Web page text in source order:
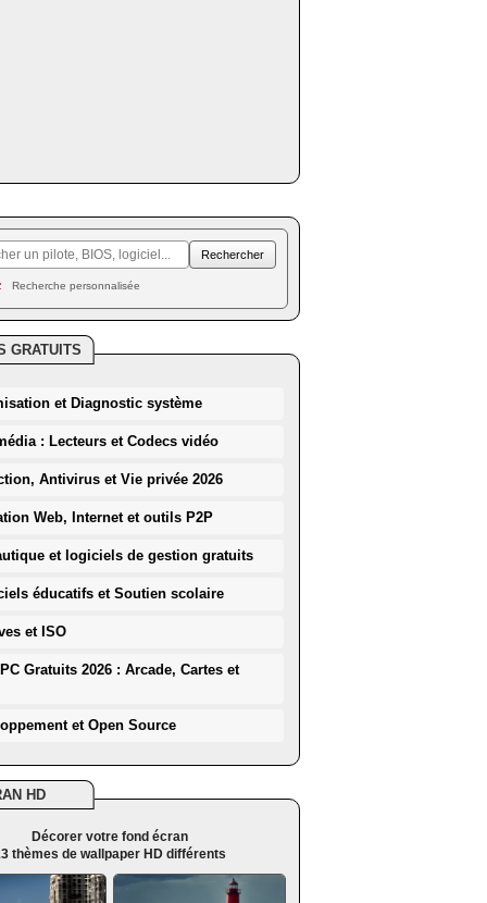
Recherche personnalisée
GRATUITS
et Diagnostic système
: Lecteurs et Codecs vidéo
Antivirus et Vie privée 2026
Web, Internet et outils P2P
et logiciels de gestion gratuits
éducatifs et Soutien scolaire
et ISO
Gratuits 2026 : Arcade, Cartes et
et Open Source
HD
Décorer votre fond écran
thèmes de wallpaper HD différents